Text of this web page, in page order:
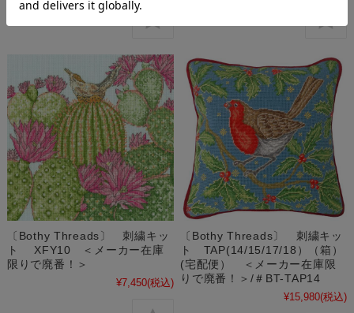
〔Bothy Threads〕 刺繍キッ
ト XFY10 ＜メーカー在庫
限りで廃番！＞
¥7,450(税込)
〔Bothy Threads〕 刺繍キッ
ト TAP(14/15/17/18）（箱）
(宅配便） ＜メーカー在庫限
りで廃番！＞/＃BT-TAP14
¥15,980(税込)